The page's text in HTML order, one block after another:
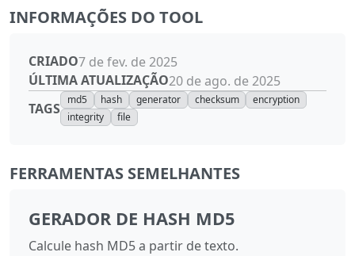
INFORMAÇÕES DO TOOL
CRIADO7 de fev. de 2025
ÚLTIMA ATUALIZAÇÃO20 de ago. de 2025
TAGS
md5 hash generator checksum
encryption
integrity
file
FERRAMENTAS SEMELHANTES
GERADOR DE HASH MD5
Calcule hash MD5 a partir de texto.